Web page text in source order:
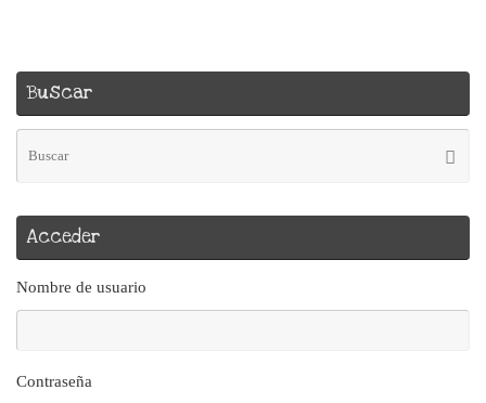
Buscar
Acceder
Nombre de usuario
Contraseña